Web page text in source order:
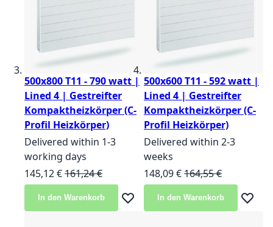
500x800 T11 - 790 watt |
Lined 4 | Gestreifter
Kompaktheizkörper (C-
Profil Heizkörper)
Delivered within 1-3
working days
Sonderangebot
145,12 €Normalpreis
161,24 €
In den Warenkorb Zur Wunschliste hinzufügen
500x600 T11 - 592 watt |
Lined 4 | Gestreifter
Kompaktheizkörper (C-
Profil Heizkörper)
Delivered within 2-3
weeks
Sonderangebot
148,09 €Normalpreis
164,55 €
In den Warenkorb Zur